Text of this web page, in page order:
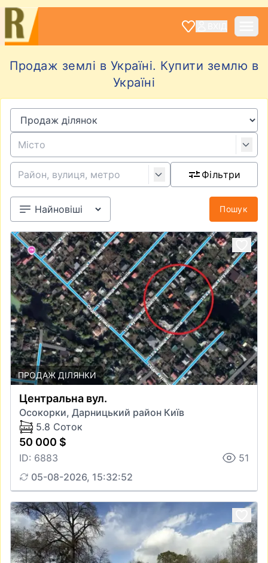
Продаж землі в Україні. Купити землю в
Україні
Фільтри
Пошук
ПРОДАЖ ДІЛЯНКИ
Центральна вул.
Осокорки, Дарницький район Київ
5.8 Соток
50 000 $
ID: 6883
51
05-08-2026, 15:32:52